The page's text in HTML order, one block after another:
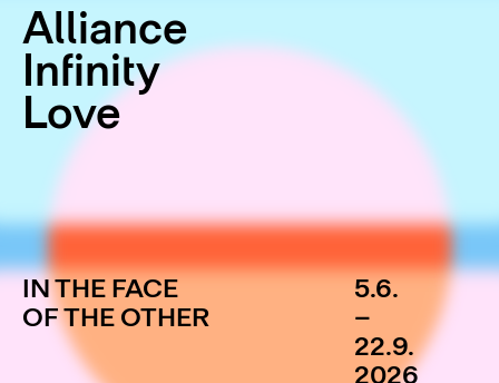
Alliance
Infinity
Love
IN THE FACE
OF THE OTHER
5.6.
–
22.9.
2026